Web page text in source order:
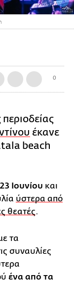
0
έκανε
beach
Ιουνίου και
ύστερα από
θεατές.
τα
συναυλίες
ένα από τα